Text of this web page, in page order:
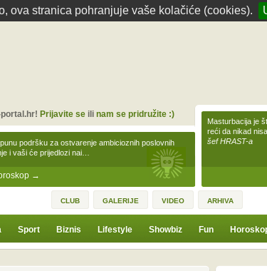
ova stranica pohranjuje vaše kolačiće (cookies).
→
podršku za ostvarenje ambicioznih poslovnih
i vaši će prijedlozi nai…
Prijavite seili nam se pridružite :)
Masturbacija je
reći da nikad
šef HRAST-a
CLUB GALERIJE VIDEO ARHIVA
Sport Biznis Lifestyle Showbiz Fun